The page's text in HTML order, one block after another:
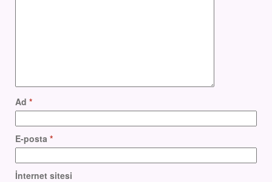
Ad *
E-posta *
İnternet sitesi